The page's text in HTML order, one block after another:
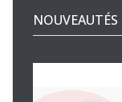
NOUVEAUTÉS